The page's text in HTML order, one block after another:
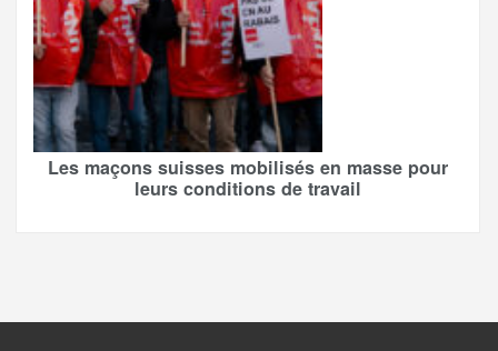
Les maçons suisses mobilisés en masse pour
leurs conditions de travail